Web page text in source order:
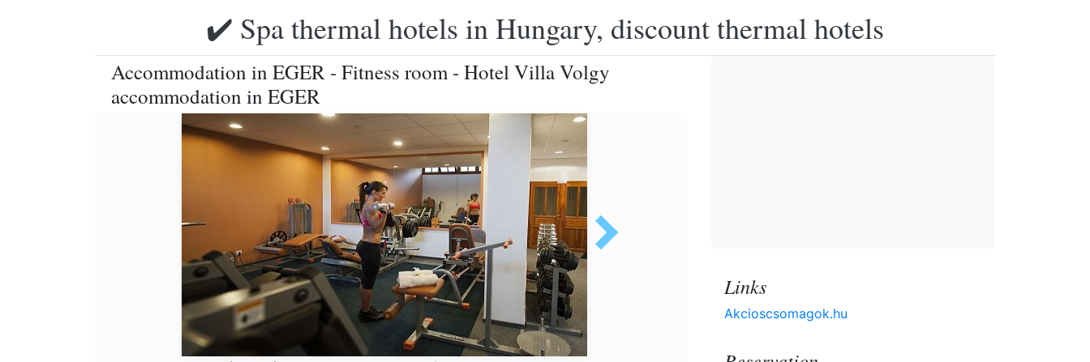
✔️ Spa thermal hotels in Hungary, discount thermal hotels
Accommodation in EGER - Fitness room - Hotel Villa Volgy
accommodation in EGER
Links
Akcioscsomagok.hu